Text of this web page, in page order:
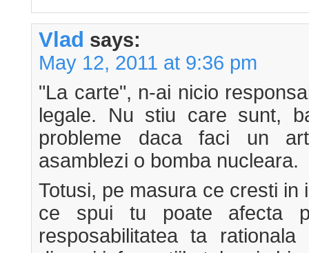
Vlad says:
May 12, 2011 at 9:36 pm
"La carte", n-ai nicio
legale. Nu stiu care sunt,
probleme daca faci un
asamblezi o bomba nucleara.
Totusi, pe masura ce cresti in
ce spui tu poate afecta
resposabilitatea ta